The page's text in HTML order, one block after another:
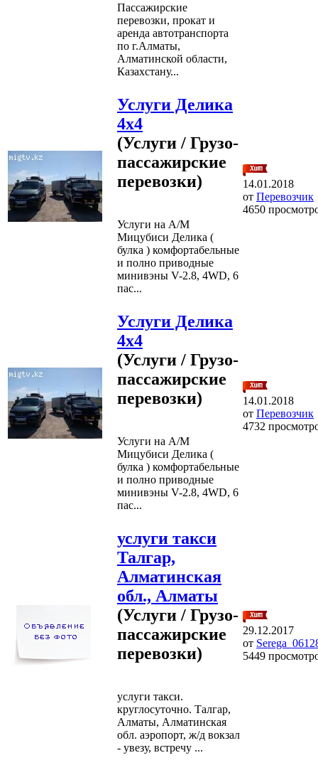
Пассажирские
перевозки, прокат и
аренда автотранспорта
по г.Алматы,
Алматинской области,
Казахстану...
Услуги Делика
4х4
(Услуги / Грузо-
пассажирские
перевозки)
Услуги на А/М
Мицубиси Делика (
булка ) комфортабельные
и полно приводные
минивэны V-2.8, 4WD, 6
пас...
14.01.2018
от Перевозчик
4650
Услуги Делика
4х4
(Услуги / Грузо-
пассажирские
перевозки)
Услуги на А/М
Мицубиси Делика (
булка ) комфортабельные
и полно приводные
минивэны V-2.8, 4WD, 6
пас...
14.01.2018
от Перевозчик
4732
услуги такси
Талгар,
Алматинская
обл., Алматы
(Услуги / Грузо-
пассажирские
перевозки)
услуги такси.
круглосуточно. Талгар,
Алматы, Алматинская
обл. аэропорт, ж/д вокзал
- увезу, встречу ...
29.12.2017
от
5449